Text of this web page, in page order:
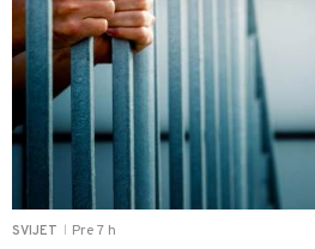
SVIJET Pre 7 h